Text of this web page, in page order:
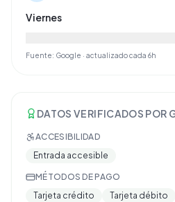
Viernes
Fuente: Google · actualizado cada 6h
DATOS VERIFICADOS POR
ACCESIBILIDAD
Entrada accesible
MÉTODOS DE PAGO
Tarjeta crédito
Tarjeta débito